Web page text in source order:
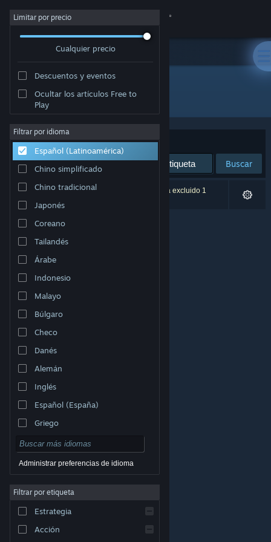
Iniciar sesión
Acerca de
Soporte
Cambiar idioma
Obtener la aplicación de Steam Mobile
Ver versión clásica
© Valve Corporation. Todos los derechos reservados.
Todas las marcas registradas pertenecen a sus
de Privacidad|Información legal
Acuerdo de Suscriptor a Steam
Cookies
Limitar por precio
Cualquier precio
Descuentos y eventos
Ocultar los artículos Free to
Play
Filtrar por idioma
Español (Latinoamérica)
Chino simplificado
Chino tradicional
Japonés
Coreano
Tailandés
Árabe
Indonesio
Malayo
Búlgaro
Checo
Danés
Alemán
Inglés
Español (España)
Griego
Administrar preferencias de idioma
Filtrar por etiqueta
Estrategia
Acción
Desarrollador: Ethereal Industries
Ordenar por Relevancia
Buscar
0 resultado(s) coinciden con la búsqueda. Se ha excluido 1
título según tus preferencias.